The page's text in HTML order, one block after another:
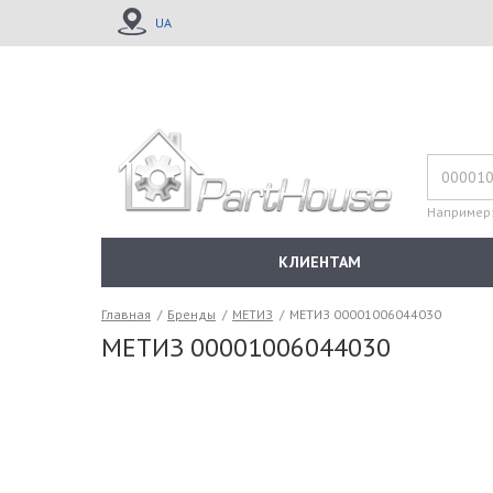
UA
Например:
КЛИЕНТАМ
Главная / Бренды / МЕТИЗ / МЕТИЗ 00001006044030
МЕТИЗ 00001006044030